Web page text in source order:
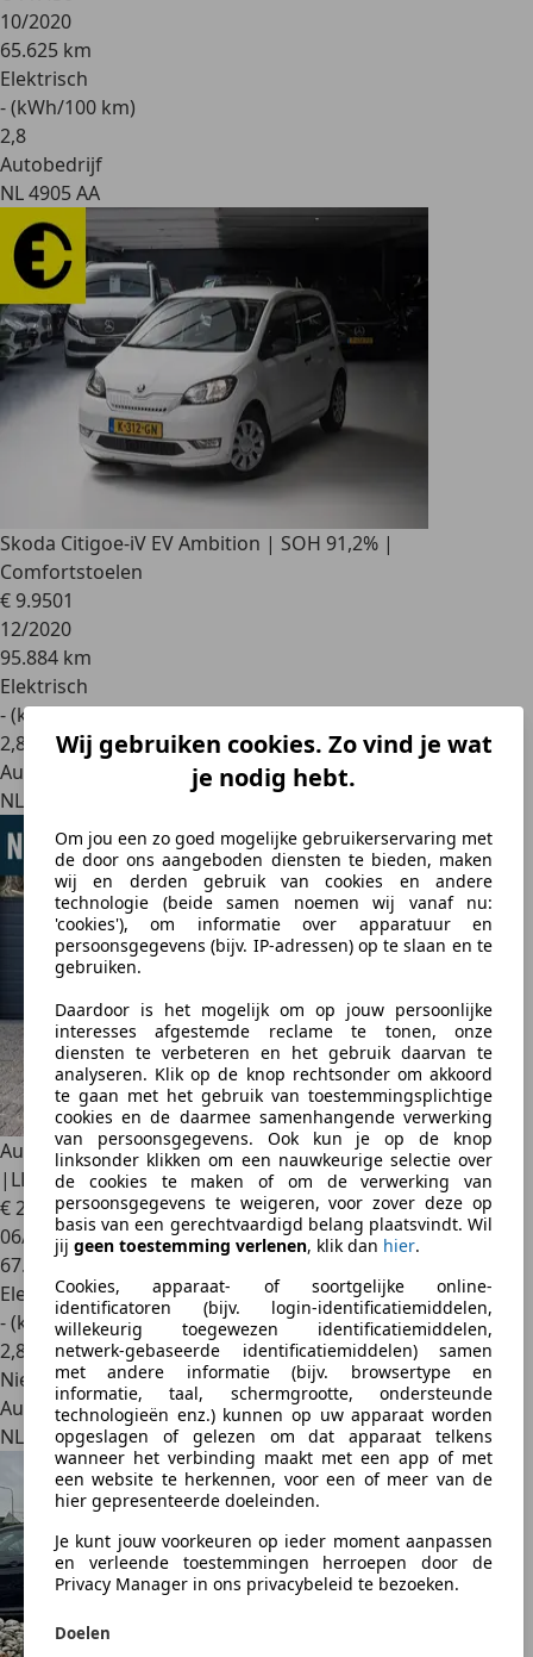
Wij gebruiken cookies. Zo vind je wat
je nodig hebt.
Om jou een zo goed mogelijke gebruikerservaring met
de door ons aangeboden diensten te bieden, maken
wij en derden gebruik van cookies en andere
technologie (beide samen noemen wij vanaf nu:
'cookies'), om informatie over apparatuur en
persoonsgegevens (bijv. IP-adressen) op te slaan en te
gebruiken.
Daardoor is het mogelijk om op jouw persoonlijke
interesses afgestemde reclame te tonen, onze
diensten te verbeteren en het gebruik daarvan te
analyseren. Klik op de knop rechtsonder om akkoord
te gaan met het gebruik van toestemmingsplichtige
cookies en de daarmee samenhangende verwerking
van persoonsgegevens. Ook kun je op de knop
linksonder klikken om een nauwkeurige selectie over
de cookies te maken of om de verwerking van
persoonsgegevens te weigeren, voor zover deze op
basis van een gerechtvaardigd belang plaatsvindt. Wil
jij geen toestemming verlenen, klik dan hier.
Cookies, apparaat- of soortgelijke online-
identificatoren (bijv. login-identificatiemiddelen,
willekeurig toegewezen identificatiemiddelen,
netwerk-gebaseerde identificatiemiddelen) samen
met andere informatie (bijv. browsertype en
informatie, taal, schermgrootte, ondersteunde
technologieën enz.) kunnen op uw apparaat worden
opgeslagen of gelezen om dat apparaat telkens
wanneer het verbinding maakt met een app of met
een website te herkennen, voor een of meer van de
hier gepresenteerde doeleinden.
Je kunt jouw voorkeuren op ieder moment aanpassen
en verleende toestemmingen herroepen door de
Privacy Manager in ons privacybeleid te bezoeken.
Doelen
10/2020
65.625 km
Elektrisch
- (kWh/100 km)
2,8
Autobedrijf
NL 4905 AA
Skoda Citigoe-iV EV Ambition | SOH 91,2% |
Comfortstoelen
€ 9.9501
12/2020
95.884 km
Elektrisch
- (kWh/100 km)
2,8
Autobedrijf
NL 8242 BA
Audi Q4 e-tron35 3x S-Line
|LED|STOELVERW.|KEYLESS|PDC V+A|SFEER
€ 29.950
06/2022
67.552 km
Elektrisch
- (kWh/100 km)
2,8
Nieuw
Autobedrijf
NL 2921 LX